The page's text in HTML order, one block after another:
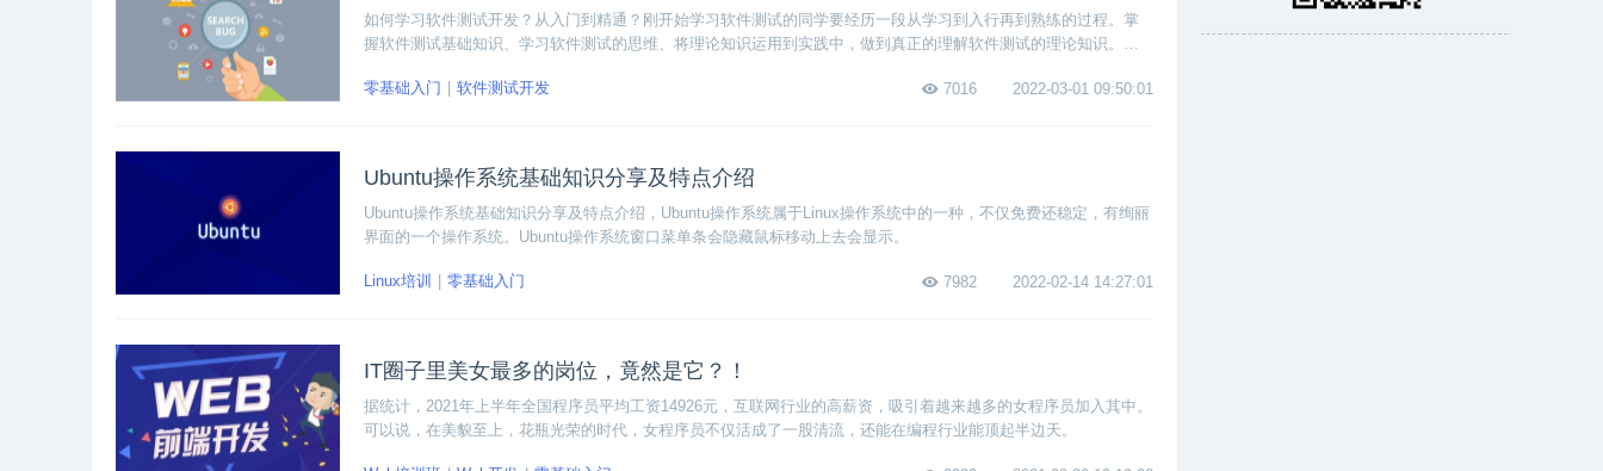
如何学习软件测试开发？从入门到精通？刚开始学习软件测试的同学要经历一段从学习到入行再到熟练的过程。掌
握软件测试基础知识、学习软件测试的思维、将理论知识运用到实践中，做到真正的理解软件测试的理论知识。作
7016
2022-03-01 09:50:01
零基础入门 软件测试开发
Ubuntu操作系统基础知识分享及特点介绍
Ubuntu操作系统基础知识分享及特点介绍，Ubuntu操作系统属于Linux操作系统中的一种，不仅免费还稳定，有绚丽
界面的一个操作系统。Ubuntu操作系统窗口菜单条会隐藏鼠标移动上去会显示。
7982 2022-02-14 14:27:01
Linux培训 零基础入门
IT圈子里美女最多的岗位，竟然是它？！
据统计，2021年上半年全国程序员平均工资14926元，互联网行业的高薪资，吸引着越来越多的女程序员加入其中。
可以说，在美貌至上，花瓶光荣的时代，女程序员不仅活成了一股清流，还能在编程行业能顶起半边天。